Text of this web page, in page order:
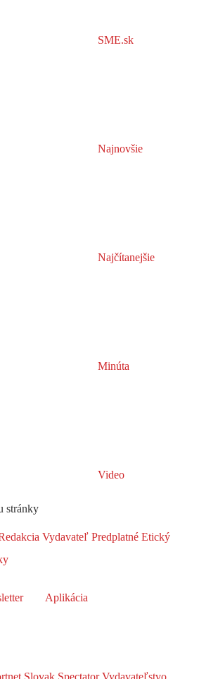
SME.sk
Najnovšie
Najčítanejšie
Minúta
Video
stránky
Vydavateľ Predplatné Etický
Aplikácia
Slovak SpectatorVydavateľstvo